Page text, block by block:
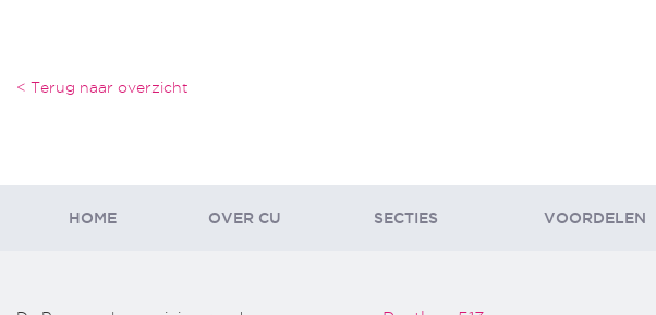
< Terug naar overzicht
HOME OVER CU SECTIES VOORDELEN